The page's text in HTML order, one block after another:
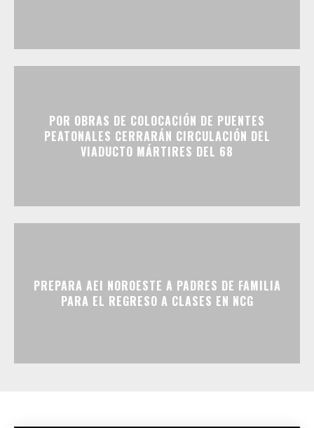
POR OBRAS DE COLOCACIÓN DE PUENTES
PEATONALES CERRARÁN CIRCULACIÓN DEL
VIADUCTO MÁRTIRES DEL 68
PREPARA AEI NOROESTE A PADRES DE FAMILIA
PARA EL REGRESO A CLASES EN NCG